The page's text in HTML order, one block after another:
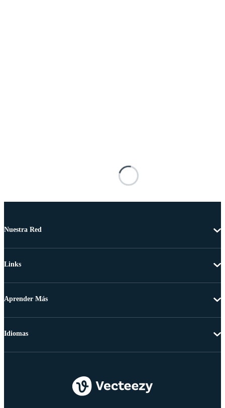
Nuestra Red
Links
Aprender Más
Idiomas